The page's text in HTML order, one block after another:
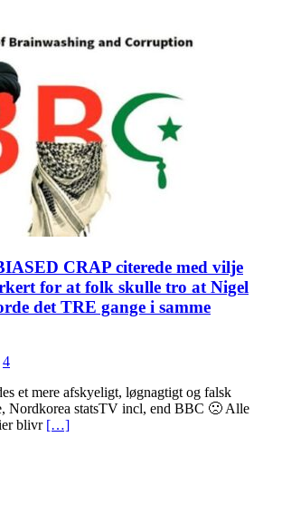
CRAP citerede med vilje
for at folk skulle tro at Nigel
det TRE gange i samme
4
et mere afskyeligt, løgnagtigt og falsk
Nordkorea statsTV incl, end BBC 🙁 Alle
blivr […]